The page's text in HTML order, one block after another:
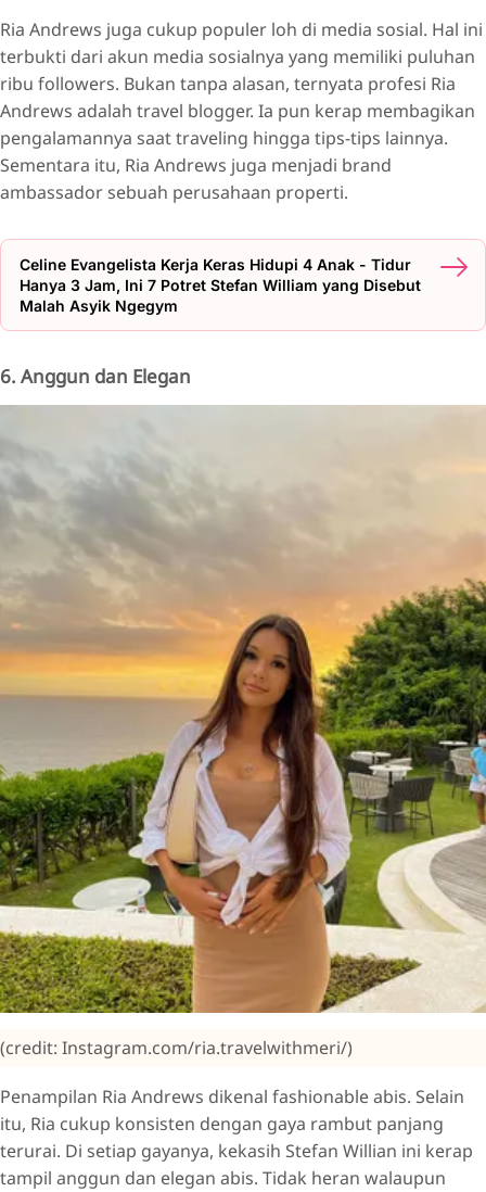
Ria Andrews juga cukup populer loh di media sosial. Hal ini
terbukti dari akun media sosialnya yang memiliki puluhan
ribu followers. Bukan tanpa alasan, ternyata profesi Ria
Andrews adalah travel blogger. Ia pun kerap membagikan
pengalamannya saat traveling hingga tips-tips lainnya.
Sementara itu, Ria Andrews juga menjadi brand
ambassador sebuah perusahaan properti.
Celine Evangelista Kerja Keras Hidupi 4 Anak - Tidur
Hanya 3 Jam, Ini 7 Potret Stefan William yang Disebut
Malah Asyik Ngegym
6. Anggun dan Elegan
(credit: Instagram.com/ria.travelwithmeri/)
Penampilan Ria Andrews dikenal fashionable abis. Selain
itu, Ria cukup konsisten dengan gaya rambut panjang
terurai. Di setiap gayanya, kekasih Stefan Willian ini kerap
tampil anggun dan elegan abis. Tidak heran walaupun